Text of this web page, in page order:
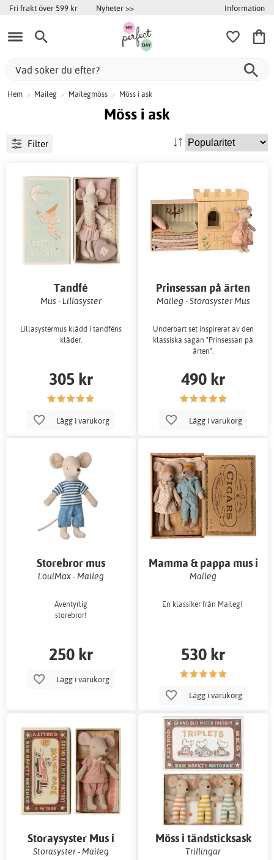
Fri frakt över 599 kr Nyheter >> Information
Hem > Maileg > Mailegmöss > Möss i ask
Möss i ask
Filter
Tandfé
Mus - Lillasyster
Lillasystermus klädd i tandféns
kläder.
305 kr
Lägg i varukorg
Prinsessan på ärten
Maileg - Storasyster Mus
Underbart set inspirerat av den
klassiska sagan "Prinsessan på
ärten".
490 kr
Lägg i varukorg
Storebror mus
LouiMax - Maileg
Äventyrlig
storebror!
250 kr
Lägg i varukorg
Mamma & pappa mus i
cigarrlåda
Maileg
En klassiker från Maileg!
530 kr
Lägg i varukorg
Storaysyster Mus i
tändsticksask
Storasyster - Maileg
Möss i tändsticksask
Trillingar